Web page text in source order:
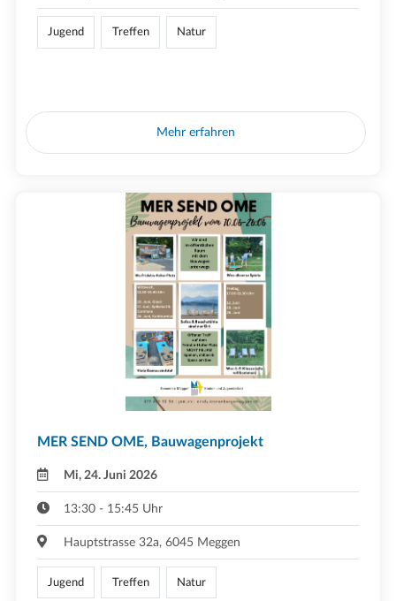
Jugend Treffen Natur
Mehr erfahren
MER SEND OME, Bauwagenprojekt
Mi, 24. Juni 2026
13:30 - 15:45 Uhr
Hauptstrasse 32a, 6045 Meggen
Jugend Treffen Natur